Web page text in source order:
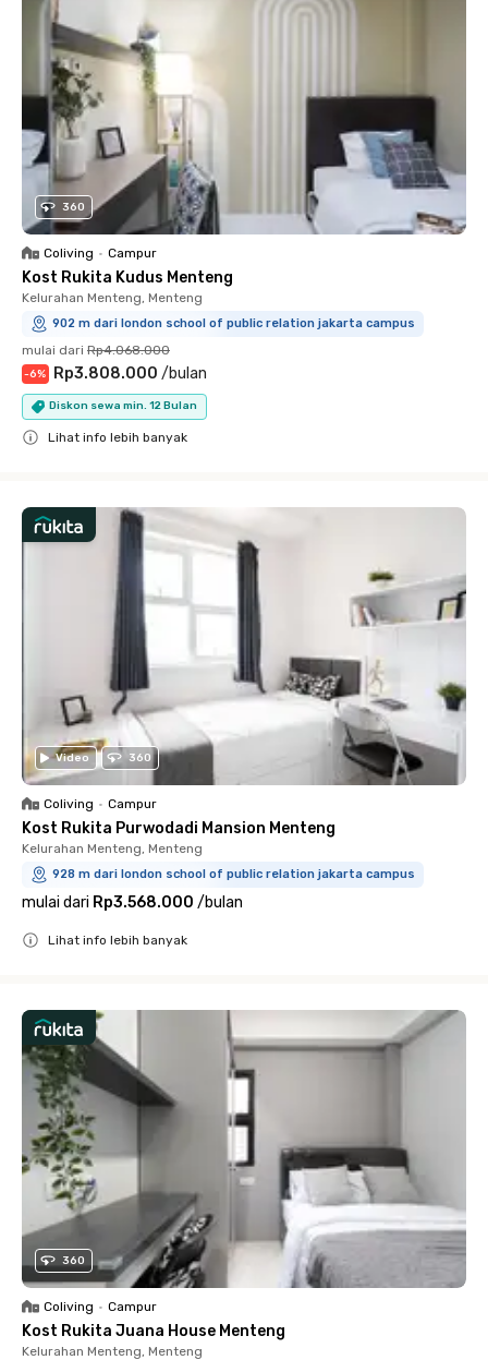
360
Coliving • Campur
Kost Rukita Kudus Menteng
Kelurahan Menteng, Menteng
902 m dari london school of public relation jakarta campus
mulai dari Rp4.068.000
-6% Rp3.808.000 /bulan
Diskon sewa min. 12 Bulan
Lihat info lebih banyak
Video 360
Coliving • Campur
Kost Rukita Purwodadi Mansion Menteng
Kelurahan Menteng, Menteng
928 m dari london school of public relation jakarta campus
mulai dari Rp3.568.000 /bulan
Lihat info lebih banyak
360
Coliving • Campur
Kost Rukita Juana House Menteng
Kelurahan Menteng, Menteng